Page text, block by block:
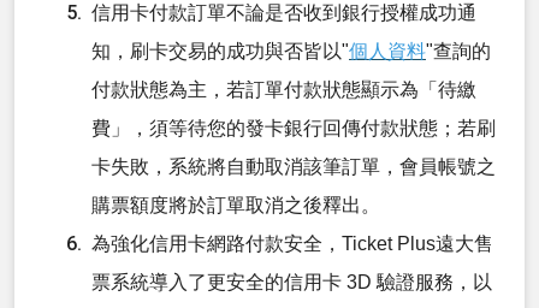
信用卡付款訂單不論是否收到銀行授權成功通
知，刷卡交易的成功與否皆以"個人資料"查詢的
付款狀態為主，若訂單付款狀態顯示為「待繳
費」，須等待您的發卡銀行回傳付款狀態；若刷
卡失敗，系統將自動取消該筆訂單，會員帳號之
購票額度將於訂單取消之後釋出。
為強化信用卡網路付款安全，Ticket Plus遠大售
票系統導入了更安全的信用卡 3D 驗證服務，以